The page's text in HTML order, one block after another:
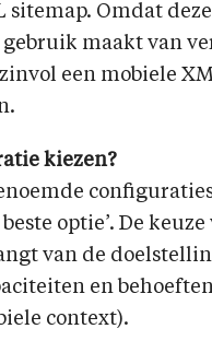
sitemap. Omdat deze
maakt van
zinvol een mobiele
kiezen?
optie’. De
van de
en
context).